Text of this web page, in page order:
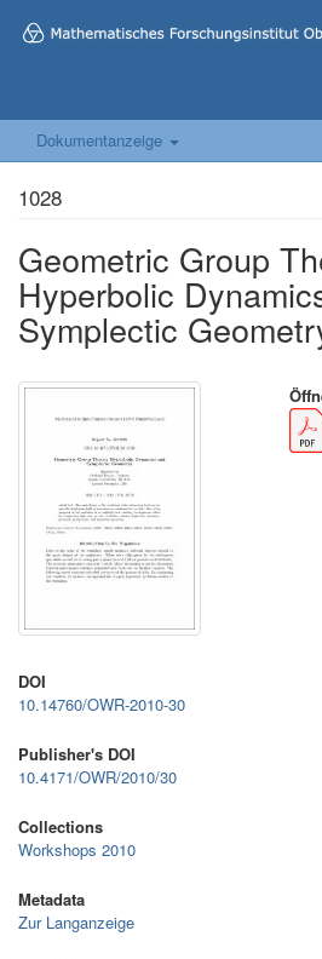
Dokumentanzeige
1028
Geometric Group
Hyperbolic
Symplectic
DOI
10.14760/OWR-2010-30
Publisher's DOI
10.4171/OWR/2010/30
Collections
Workshops 2010
Metadata
Zur Langanzeige